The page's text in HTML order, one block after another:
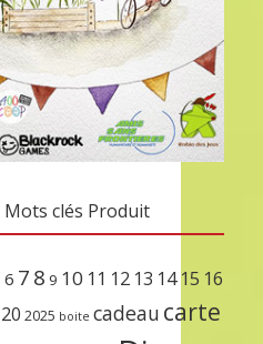
Mots clés Produit
6 7 8 9 10 11 12 13 14 15 16
20 2025 boite cadeau carte